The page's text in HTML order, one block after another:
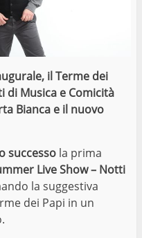
il Terme dei
di Musica e Comicità
Bianca e il nuovo
successo la prima
Live Show – Notti
la suggestiva
dei Papi in un